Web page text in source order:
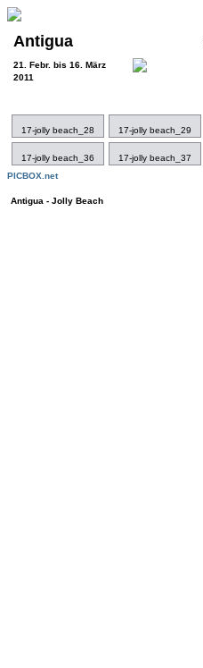
Antigua
21. Febr. bis 16. März
2011
17-jolly beach_28 17-jolly beach_29
17-jolly beach_36 17-jolly beach_37
PICBOX.net
Antigua - Jolly Beach